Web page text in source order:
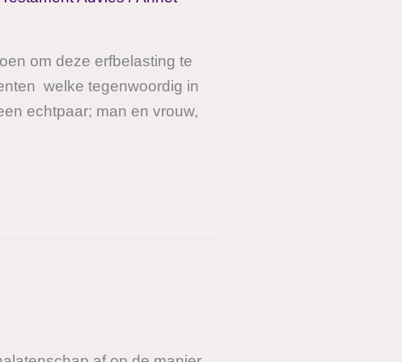
om deze erfbelasting te
welke tegenwoordig in
echtpaar; man en vrouw,